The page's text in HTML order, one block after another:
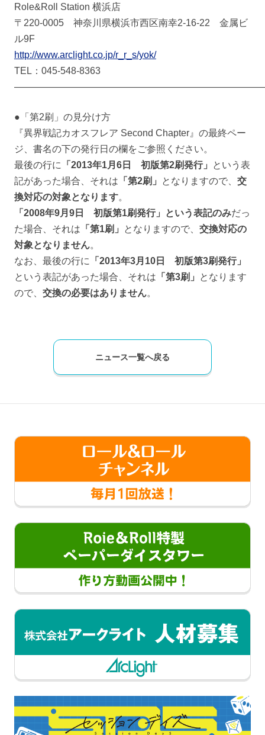
Role&Roll Station 横浜店
〒220-0005 神奈川県横浜市西区南幸2-16-22 金属ビ
ル9F
http://www.arclight.co.jp/r_r_s/yok/
TEL：045-548-8363
●「第2刷」の見分け方
『異界戦記カオスフレア Second Chapter』の最終ペー
ジ、書名の下の発行日の欄をご参照ください。
最後の行に
「2013年1月6日 初版第2刷発行」
という表
記があった場合、それは 「第2刷」 となりますので、 交
換対応の対象となります。
「2008年9月9日 初版第1刷発行」という表記のみだっ
た場合、それは 「第1刷」 となりますので、 交換対応の
対象となりません。
なお、最後の行に
「2013年3月10日 初版第3刷発行」
という表記があった場合、それは 「第3刷」
となります
ので、 交換の必要はありません。
ニュース一覧へ戻る